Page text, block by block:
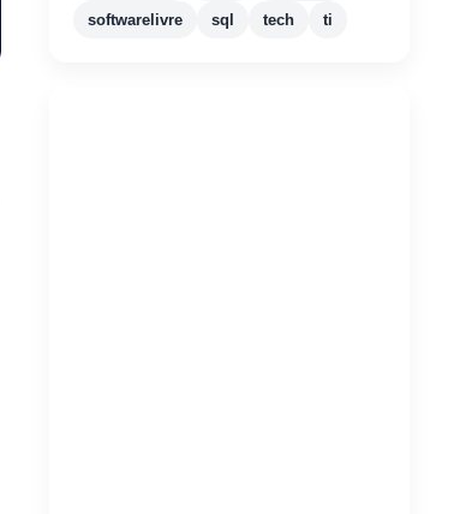
softwarelivre sql tech ti